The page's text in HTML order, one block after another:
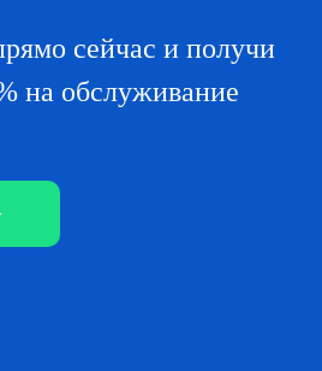
сейчас и получи
на обслуживание